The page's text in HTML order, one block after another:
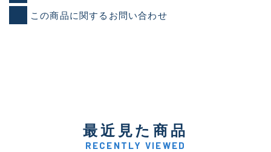
この商品に関するお問い合わせ
最近見た商品
RECENTLY VIEWED